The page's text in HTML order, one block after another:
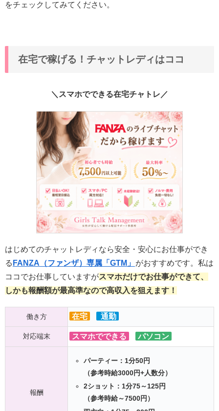
をチェックしてみてください。
在宅で稼げる！チャットレディはココ
＼スマホでできる在宅チャトレ／
はじめてのチャットレディなら安全・安心にお仕事ができ
る FANZA（ファンザ）専属「GTM」 がおすすめです。私は
ココでお仕事していますがスマホだけでお仕事ができて、
しかも報酬額が最高準なので高収入を狙えます！
働き方 在宅 通勤
対応端末 スマホでできる パソコン
報酬
パーティー：1分50円
（参考時給3000円+人数分）
2ショット：1分75～125円
（参考時給～7500円）